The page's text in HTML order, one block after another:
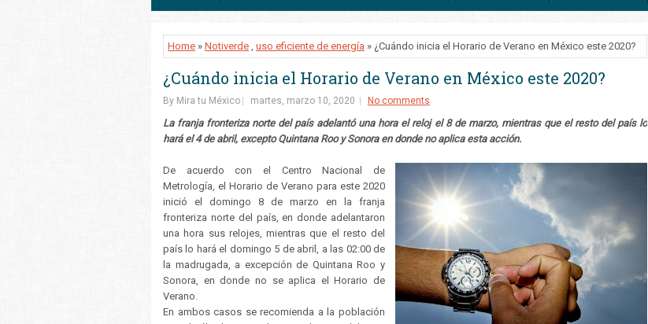
Home » Notiverde , uso eficiente de energía » ¿Cuándo inicia el Horario de Verano en México este 2020?
¿Cuándo inicia el Horario de Verano en México este 2020?
By Mira tu México martes, marzo 10, 2020 No comments
La franja fronteriza norte del país adelantó una hora el reloj el 8 de marzo, mientras que el resto del país lo
hará el 4 de abril, excepto Quintana Roo y Sonora en donde no aplica esta acción.
De acuerdo con el Centro Nacional de
Metrología, el Horario de Verano para este 2020
inició el domingo 8 de marzo en la franja
fronteriza norte del país, en donde adelantaron
una hora sus relojes, mientras que el resto del
país lo hará el domingo 5 de abril, a las 02:00 de
la madrugada, a excepción de Quintana Roo y
Sonora, en donde no se aplica el Horario de
Verano.
En ambos casos se recomienda a la población